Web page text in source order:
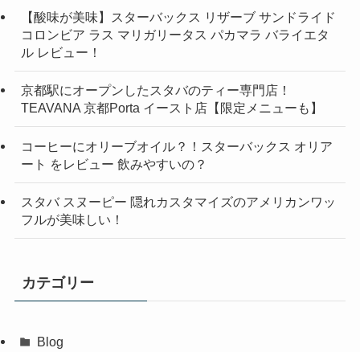
【酸味が美味】スターバックス リザーブ サンドライド
コロンビア ラス マリガリータス パカマラ バライエタ
ル レビュー！
京都駅にオープンしたスタバのティー専門店！
TEAVANA 京都Porta イースト店【限定メニューも】
コーヒーにオリーブオイル？！スターバックス オリア
ート をレビュー 飲みやすいの？
スタバ スヌーピー 隠れカスタマイズのアメリカンワッ
フルが美味しい！
カテゴリー
Blog